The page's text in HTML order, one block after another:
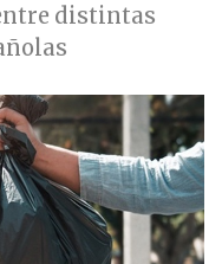
distintas